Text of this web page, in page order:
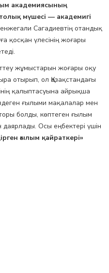
академиясының
толық мүшесі — академигі
Сагадиевтің отандық
қосқан үлесінің жоғары
жұмыстарын жоғары оқу
отырып, ол Қазақстандағы
қалыптасуына айрықша
ғылыми мақалалар мен
болды, көптеген ғылым
Осы еңбектері үшін
ғылым қайраткері»